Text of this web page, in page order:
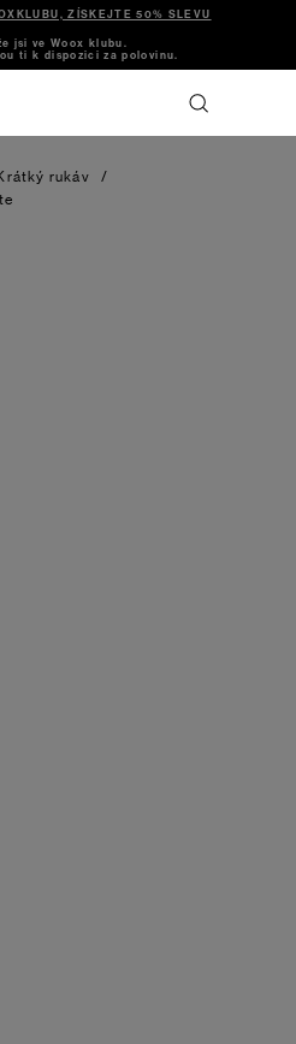
ZÍSKEJTE 50% SLEVU
jsi ve Woox klubu.
ti k dispozici za polovinu.
rukáv
/